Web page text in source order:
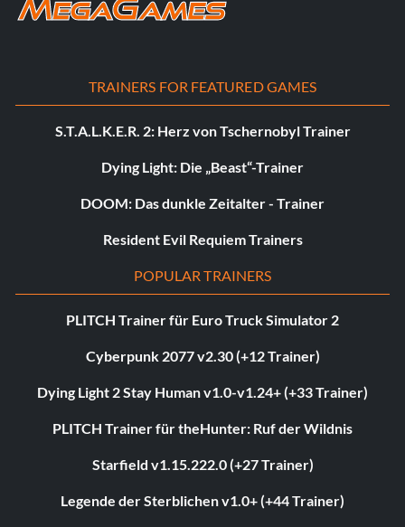
TRAINERS FOR FEATURED GAMES
S.T.A.L.K.E.R. 2: Herz von Tschernobyl Trainer
Dying Light: Die „Beast“-Trainer
DOOM: Das dunkle Zeitalter - Trainer
Resident Evil Requiem Trainers
POPULAR TRAINERS
PLITCH Trainer für Euro Truck Simulator 2
Cyberpunk 2077 v2.30 (+12 Trainer)
Dying Light 2 Stay Human v1.0-v1.24+ (+33 Trainer)
PLITCH Trainer für theHunter: Ruf der Wildnis
Starfield v1.15.222.0 (+27 Trainer)
Legende der Sterblichen v1.0+ (+44 Trainer)